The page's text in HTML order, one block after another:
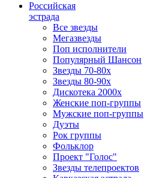
Российская
эстрада
Все звезды
Мегазвезды
Поп исполнители
Популярный Шансон
Звезды 70-80х
Звезды 80-90х
Дискотека 2000х
Женские поп-группы
Мужские поп-группы
Дуэты
Рок группы
Фольклор
Проект "Голос"
Звезды телепроектов